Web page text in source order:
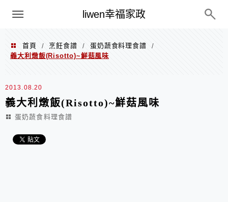
liwen幸福家政
menu
首頁 / 烹飪食譜 / 蛋奶蔬食料理食譜
/
義大利燉飯(Risotto)~鮮菇風味
2013.08.20
義大利燉飯(Risotto)~鮮菇風味
蛋奶蔬食料理食譜